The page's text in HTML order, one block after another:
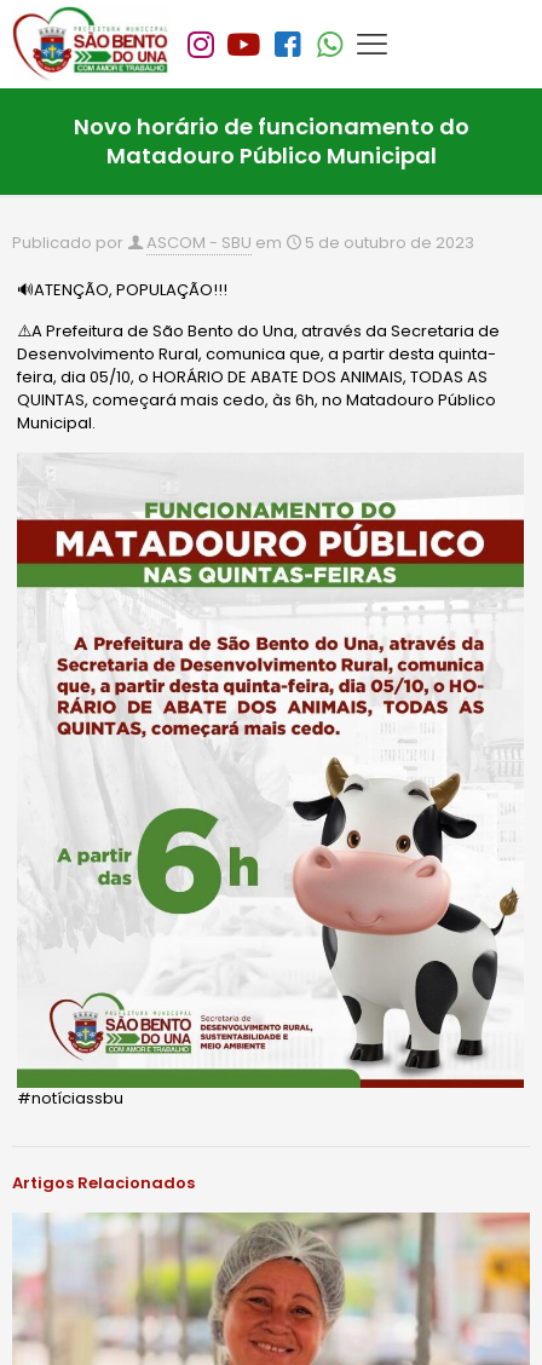
Novo horário de funcionamento do
Matadouro Público Municipal
Publicado por ASCOM - SBU em 5 de outubro de 2023
🔊ATENÇÃO, POPULAÇÃO!!!
⚠️A Prefeitura de São Bento do Una, através da Secretaria de
Desenvolvimento Rural, comunica que, a partir desta quinta-
feira, dia 05/10, o HORÁRIO DE ABATE DOS ANIMAIS, TODAS AS
QUINTAS, começará mais cedo, às 6h, no Matadouro Público
Municipal.
#notíciassbu
Artigos Relacionados